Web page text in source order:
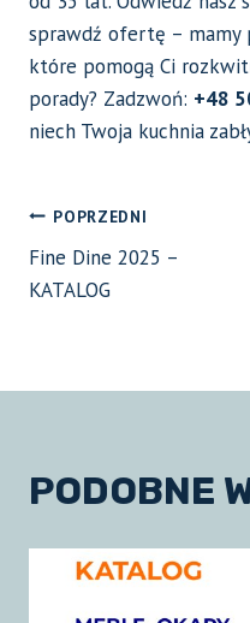
sprawdź ofertę – mamy
które pomogą Ci
porady? Zadzwoń: +48
niech Twoja kuchnia
NAWIGACJA
WPISU
POPRZEDNI
Fine Dine 2025 –
KATALOG
PODOBNE